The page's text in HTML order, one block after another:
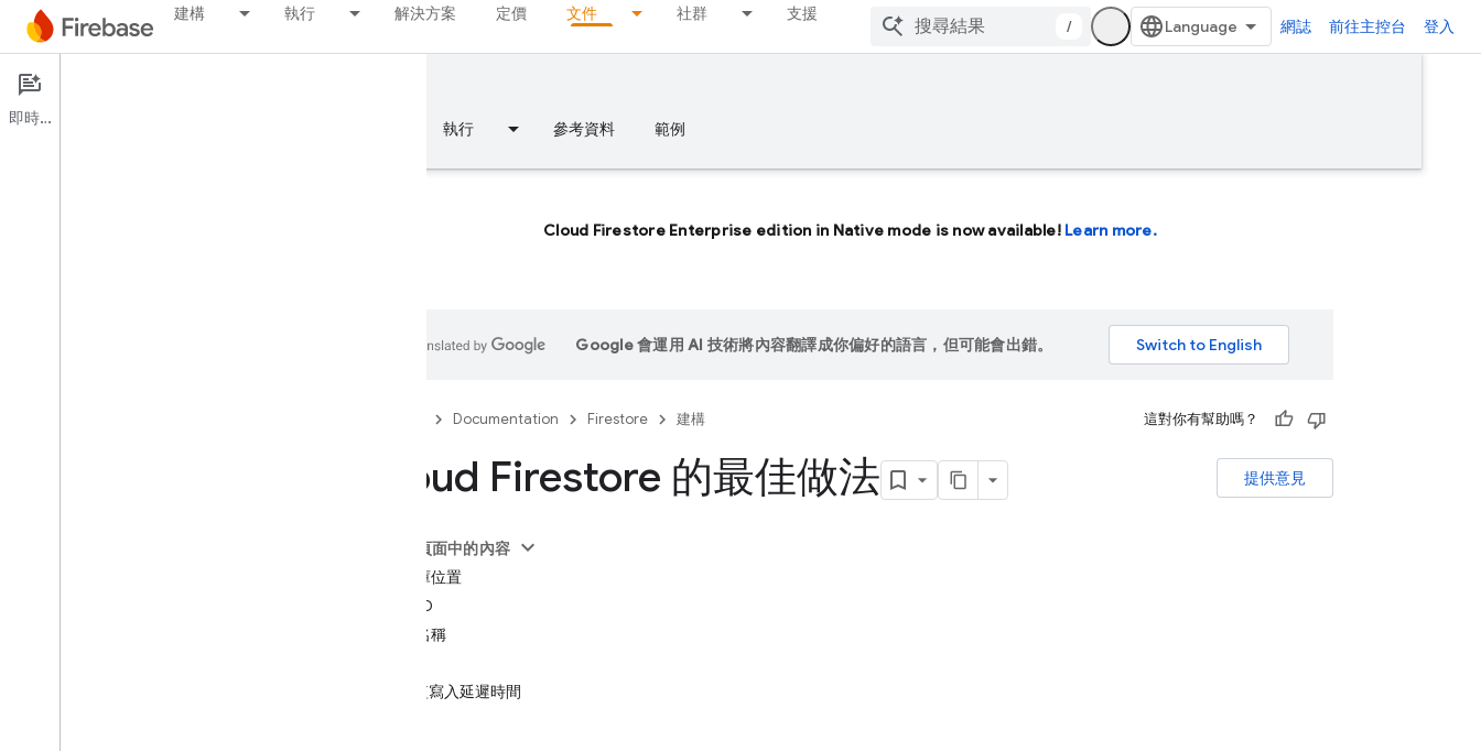
建構 執行 解決方案 定價 文件 社群 支援
/ 網誌 前往主控台 登入
Documentation
總覽 執行 參考資料 範例
Cloud Firestore Enterprise edition in Native mode is now available! Learn more.
Google 會運用 AI 技術將內容翻譯成你偏好的語言，但可能會出錯。
Documentation Firestore 建構 這對你有幫助嗎？
提供意見
Cloud Firestore 的最佳做法
這個頁面中的內容
資料庫位置
文件 ID
欄位名稱
縮短寫入延遲時間
即時通訊